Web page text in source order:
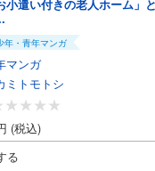
小遣い付きの老人ホーム」
年・青年マンガ
マンガ
ミトモトシ
(税込)
る